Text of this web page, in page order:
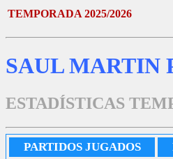
TEMPORADA 2025/2026
SAUL MARTIN
ESTADÍSTICAS
PARTIDOS JUGADOS